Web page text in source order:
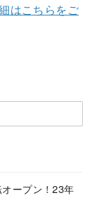
はこちらをご
ープン！23年